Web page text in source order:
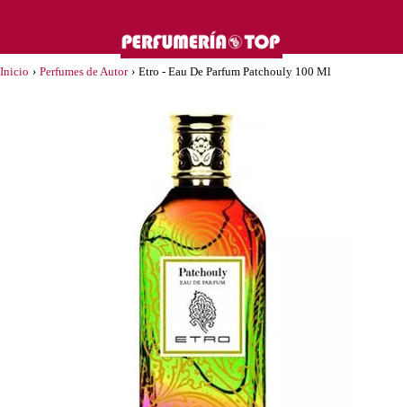
Inicio › Perfumes de Autor › Etro - Eau De Parfum Patchouly 100 Ml